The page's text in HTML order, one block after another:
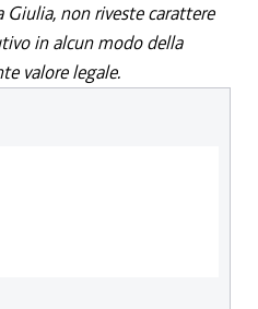
Giulia, non riveste carattere
in alcun modo della
valore legale.